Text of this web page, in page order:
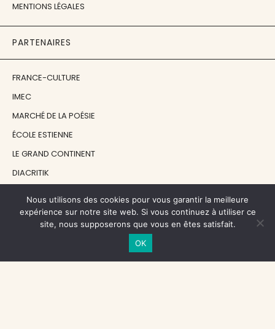
MENTIONS LÉGALES
PARTENAIRES
FRANCE-CULTURE
IMEC
MARCHÉ DE LA POÉSIE
ÉCOLE ESTIENNE
LE GRAND CONTINENT
DIACRITIK
NOS SOUTIENS
CENTRE NATIONAL DU LIVRE
Nous utilisons des cookies pour vous garantir la meilleure
expérience sur notre site web. Si vous continuez à utiliser ce
site, nous supposerons que vous en êtes satisfait.
OK